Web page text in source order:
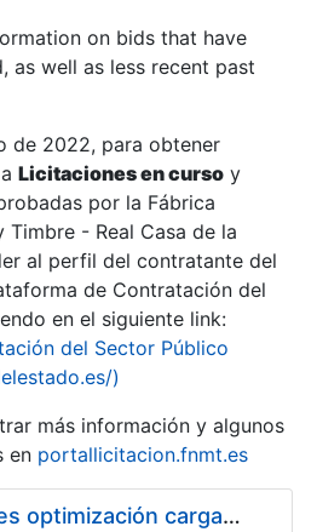
on bids that have
as well as less recent past
de 2022, para obtener
Licitaciones en curso y
por la Fábrica
Timbre - Real Casa de la
al perfil del contratante del
de Contratación del
en el siguiente link:
del Sector Público
)
más información y algunos
en portallicitacion.fnmt.es
Pliego condiciones optimización cargas compras firmado